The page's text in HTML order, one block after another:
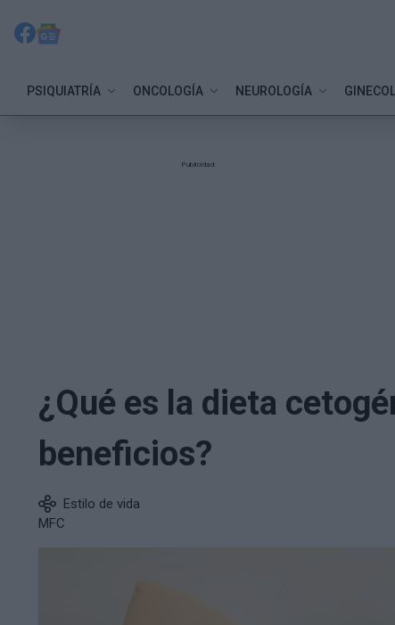
PSIQUIATRÍA ONCOLOGÍA NEUROLOGÍA
Publicidad:
¿Qué es la dieta
beneficios?
Estilo de vida
MFC